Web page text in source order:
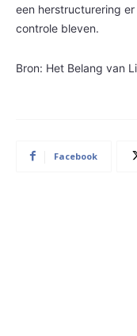
een herstructurering
controle bleven.
Bron: Het Belang van
Facebook